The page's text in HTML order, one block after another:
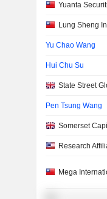
Yuanta
Lung Sheng
Yu Chao Wang
Hui Chu Su
State Street
Pen Tsung Wang
Somerset
Research
Mega